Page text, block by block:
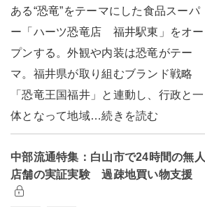
ある“恐竜”をテーマにした食品スーパ
ー「ハーツ恐竜店 福井駅東」をオー
プンする。外観や内装は恐竜がテー
マ。福井県が取り組むブランド戦略
「恐竜王国福井」と連動し、行政と一
体となって地域…続きを読む
中部流通特集：白山市で24時間の無人
店舗の実証実験 過疎地買い物支援